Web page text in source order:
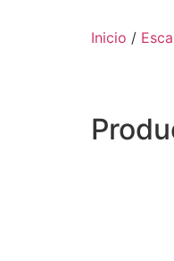
Inicio /